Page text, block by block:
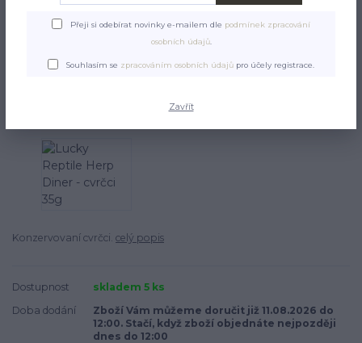
Lucky Reptile Herp Diner -
cvrčci 35g
Konzervovaní cvrčci. celý popis
Dostupnost
skladem 5 ks
Doba dodání
Zboží Vám můžeme doručit již 11.08.2026 do
12:00. Stačí, když zboží objednáte nejpozději
dnes do 12:00
Přeji si odebírat novinky e-mailem dle podmínek zpracování
osobních údajů.
Souhlasím se zpracováním osobních údajů pro účely registrace.
Zavřít